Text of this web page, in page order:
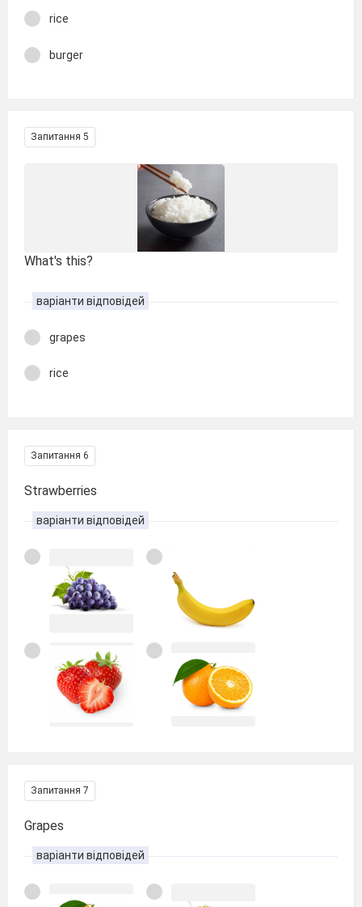
rice
burger
Запитання 5
What's this?
варіанти відповідей
grapes
rice
Запитання 6
Strawberries
варіанти відповідей
Запитання 7
Grapes
варіанти відповідей